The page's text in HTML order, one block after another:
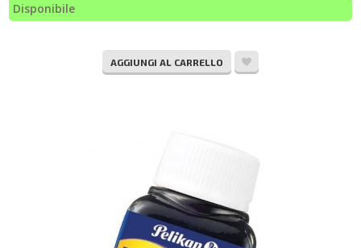
Disponibile
AGGIUNGI AL CARRELLO